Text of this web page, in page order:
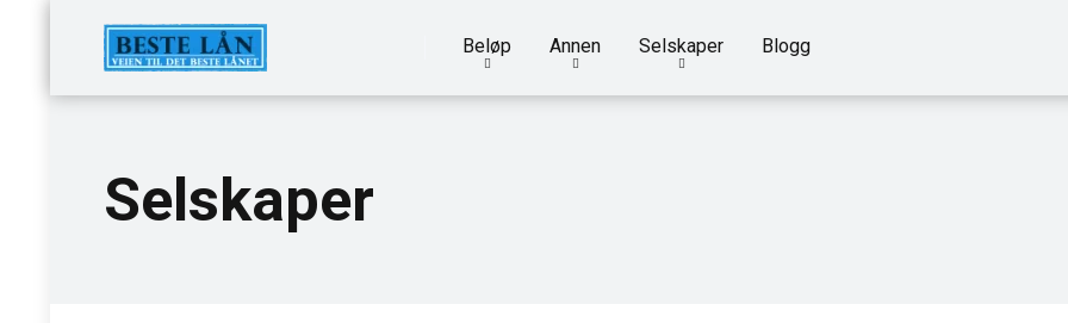
Beløp Annen Selskaper Blogg
Selskaper